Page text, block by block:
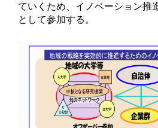
ていくため、イノベーション推
として参加する。